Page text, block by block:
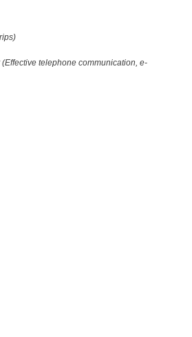
telephone communication, e-